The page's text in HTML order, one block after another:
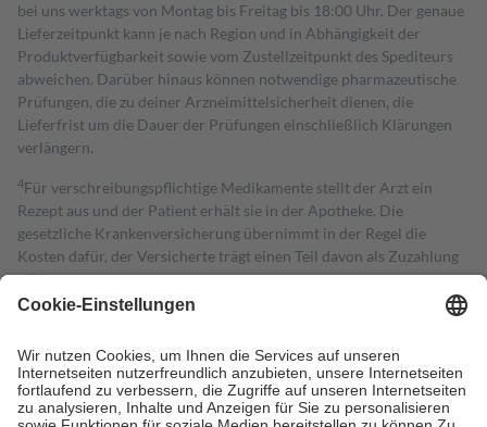
bei uns werktags von Montag bis Freitag bis 18:00 Uhr. Der genaue
Lieferzeitpunkt kann je nach Region und in Abhängigkeit der
Produktverfügbarkeit sowie vom Zustellzeitpunkt des Spediteurs
abweichen. Darüber hinaus können notwendige pharmazeutische
Prüfungen, die zu deiner Arzneimittelsicherheit dienen, die
Lieferfrist um die Dauer der Prüfungen einschließlich Klärungen
verlängern.
4Für verschreibungspflichtige Medikamente stellt der Arzt ein
Rezept aus und der Patient erhält sie in der Apotheke. Die
gesetzliche Krankenversicherung übernimmt in der Regel die
Kosten dafür, der Versicherte trägt einen Teil davon als Zuzahlung
mit.
Grundsätzlich leisten Mitglieder Zuzahlungen in Höhe von zehn
höchstens zehn Euro.
Es sind jedoch nie mehr als die tatsächlichen
Kosten der Leistung zu entrichten.
Diese Regeln gelten grundsätzlich auch für Online-Apotheken.
Bei Heilmitteln und häuslicher Krankenpflege beträgt die